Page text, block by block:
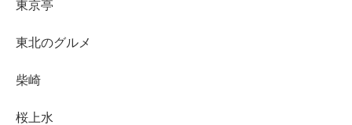
東京亭
東北のグルメ
柴崎
桜上水